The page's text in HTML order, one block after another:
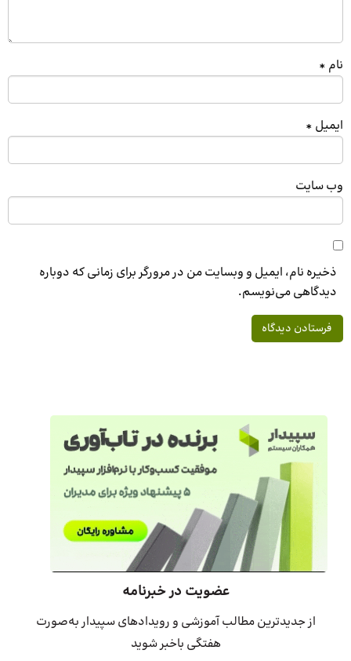
نام *
ایمیل *
وب‌ سایت
ذخیره نام، ایمیل و وبسایت من در مرورگر برای زمانی که دوباره
دیدگاهی می‌نویسم.
عضویت در خبرنامه
از جدیدترین مطالب آموزشی و رویدادهای سپیدار به‌صورت
هفتگی باخبر شوید